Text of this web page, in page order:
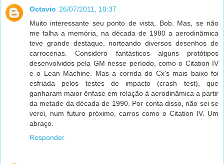
Octavio 26/07/2011, 10:37
Muito interessante seu ponto de vista, Bob. Mas, se não
me falha a memória, na década de 1980 a aerodinâmica
teve grande destaque, norteando diversos desenhos de
carrocerias. Considero fantásticos alguns protótipos
desenvolvidos pela GM nesse período, como o Citation IV
e o Lean Machine. Mas a corrida do Cx's mais baixo foi
esfriada pelos testes de impacto (crash test), que
ganharam maior ênfase em relação à aerodinâmica a partir
da metade da década de 1990. Por conta disso, não sei se
verei, num futuro próximo, carros como o Citation IV. Um
abraço.
Responder